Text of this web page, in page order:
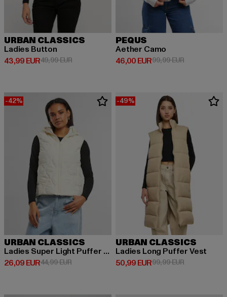
URBAN CLASSICS
Ladies Button
43,99 EUR
Derzeitiger Preis: 43,99 EUR
49,99 EURAktionspreis: 49,99 EUR
PEQUS
Aether Camo
46,00 EUR
Derzeitiger Preis: 46,00 EUR
99,99 EURAktionspreis:
-42%
URBAN CLASSICS
Ladies Super Light Puffer Vest
26,09 EUR
Derzeitiger Preis: 26,09 EUR
44,99 EURAktionspreis: 44,99 EUR
-49%
URBAN CLASSICS
Ladies Long Puffer Vest
50,99 EUR
Derzeitiger Preis: 50,99 EUR
99,99 EURAktionspreis: